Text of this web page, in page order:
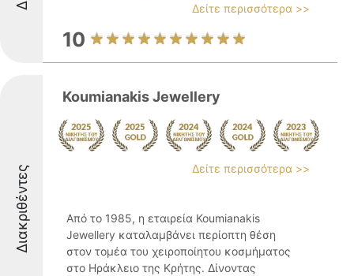
Δείτε περισσότερα >>
10
Διακριθέντες
Koumianakis Jewellery
Δείτε περισσότερα >>
Από το 1985, η εταιρεία Koumianakis
Jewellery καταλαμβάνει περίοπτη θέση
στον τομέα του χειροποίητου κοσμήματος
στο Ηράκλειο της Κρήτης. Δίνοντας